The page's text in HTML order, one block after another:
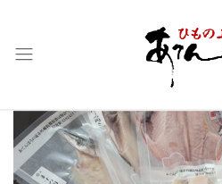
子
産
干